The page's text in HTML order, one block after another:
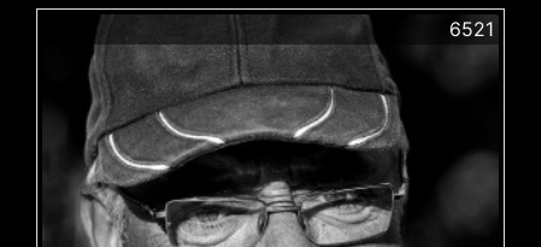
6521